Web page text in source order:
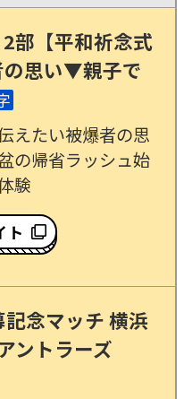
部【平和祈念式
の思い▼親子で
えたい被爆者の思
の帰省ラッシュ始
験
ト
念マッチ 横浜
ントラーズ